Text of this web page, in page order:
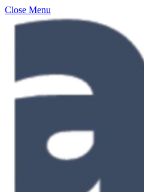
Close Menu